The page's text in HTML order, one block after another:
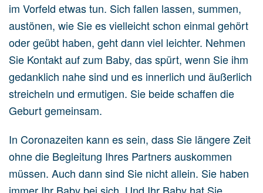
im Vorfeld etwas tun. Sich fallen lassen, summen,
austönen, wie Sie es vielleicht schon einmal gehört
oder geübt haben, geht dann viel leichter. Nehmen
Sie Kontakt auf zum Baby, das spürt, wenn Sie ihm
gedanklich nahe sind und es innerlich und äußerlich
streicheln und ermutigen. Sie beide schaffen die
Geburt gemeinsam.
In Coronazeiten kann es sein, dass Sie längere Zeit
ohne die Begleitung Ihres Partners auskommen
müssen. Auch dann sind Sie nicht allein. Sie haben